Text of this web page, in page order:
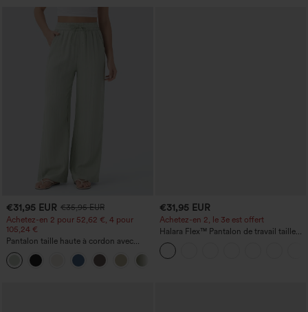
€31,95 EUR €35,95 EUR
Achetez-en 2 pour 52,62 €, 4 pour
105,24 €
Pantalon taille haute à cordon avec
poches, jambe large et coupe ample,
style décontracté, effet lin
€31,95 EUR
Achetez-en 2, le 3e est offert
Halara Flex™ Pantalon de travail taille
haute avec poche latérale arrière et
légère coupe évasée